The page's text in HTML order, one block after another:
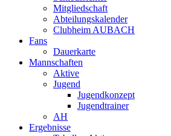
Mitgliedschaft
Abteilungskalender
Clubheim AUBACH
Fans
Dauerkarte
Mannschaften
Aktive
Jugend
Jugendkonzept
Jugendtrainer
AH
Ergebnisse